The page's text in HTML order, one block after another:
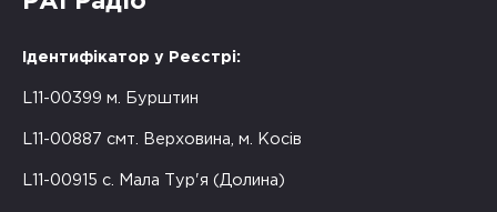
Ідентифікатор у Реєстрі:
L11-00399 м. Бурштин
L11-00887 смт. Верховина, м. Косів
L11-00915 с. Мала Тур'я (Долина)